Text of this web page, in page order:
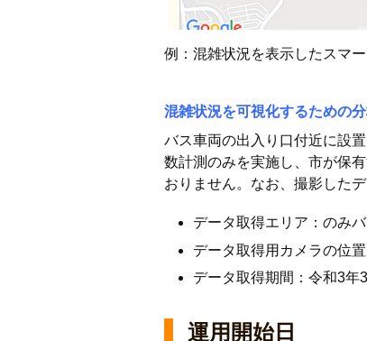
例：混雑状況を表示したスマ
混雑状況を可視化するための
バス車両の出入り口付近に設
数計測のみを実施し、市が保
おりません。なお、撮影した
データ取得エリア：のみ
データ取得用カメラの位
データ取得期間：令和3年
運用開始日